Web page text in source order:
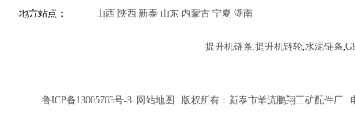
地方站点： 山西 陕西 新泰 山东 内蒙古 宁夏 湖南
提升机链条,提升机链轮,水泥链条,
鲁ICP备13005763号-3 网站地图 版权所有：新泰市羊流鹏翔工矿配件厂